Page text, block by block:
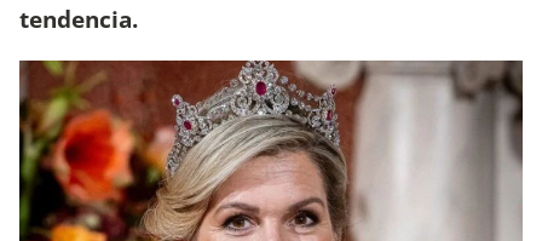
tendencia.